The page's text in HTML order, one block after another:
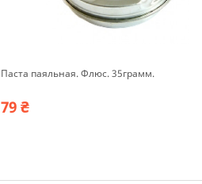
Паста паяльная. Флюс. 35грамм.
79 ₴